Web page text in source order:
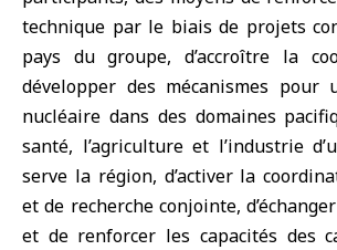
technique par le biais de projets
pays du groupe, d’accroître la
développer des mécanismes pour
nucléaire dans des domaines
santé, l’agriculture et l’industrie
serve la région, d’activer la
et de recherche conjointe,
et de renforcer les capacités des